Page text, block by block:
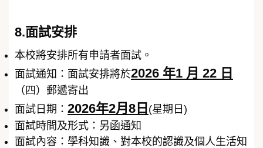
8.面試安排
本校將安排所有申請者面試。
面試通知：面試安排將於2026 年1 月 22 日
（四）郵遞寄出
面試日期： 2026年2月8日 (星期日)
面試時間及形式：另函通知
面試內容：學科知識、對本校的認識及個人生活知